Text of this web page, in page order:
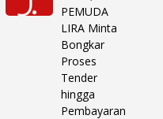
PEMUDA
LIRA Minta
Bongkar
Proses
Tender
hingga
Pembayaran